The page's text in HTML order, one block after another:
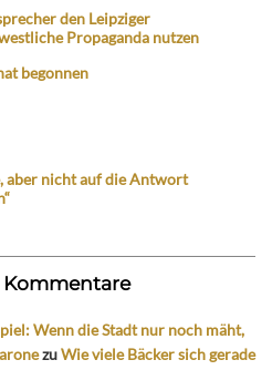
den Leipziger
Propaganda nutzen
begonnen
aber nicht auf die Antwort
Wenn die Stadt nur noch mäht,
zuWie viele Bäcker sich gerade